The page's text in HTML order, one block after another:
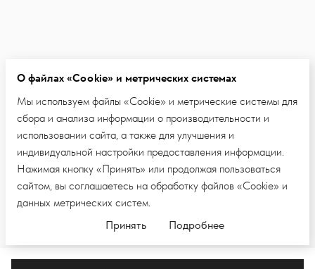
О файлах «Cookie» и метрических системах
Мы используем файлы «Cookie» и метрические системы для
сбора и анализа информации о производительности и
использовании сайта, а также для улучшения и
индивидуальной настройки предоставления информации.
Нажимая кнопку «Принять» или продолжая пользоваться
сайтом, вы соглашаетесь на обработку файлов «Cookie» и
данных метрических систем.
Принять
Подробнее